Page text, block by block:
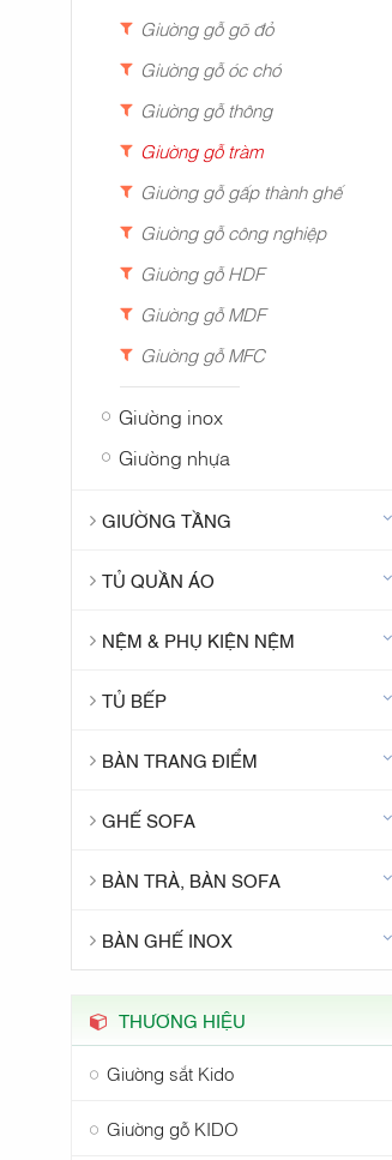
Giường gỗ gõ đỏ
Giường gỗ óc chó
Giường gỗ thông
Giường gỗ tràm
Giường gỗ gấp thành ghế
Giường gỗ công nghiệp
Giường gỗ HDF
Giường gỗ MDF
Giường gỗ MFC
Giường inox
Giường nhựa
GIƯỜNG TẦNG
TỦ QUẦN ÁO
NỆM & PHỤ KIỆN NỆM
TỦ BẾP
BÀN TRANG ĐIỂM
GHẾ SOFA
BÀN TRÀ, BÀN SOFA
BÀN GHẾ INOX
THƯƠNG HIỆU
Giường sắt Kido
Giường gỗ KIDO